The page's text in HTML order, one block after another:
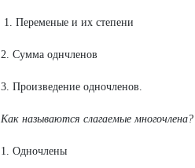
1. Переменые и их степени
2. Сумма однчленов
3. Произведение одночленов.
Как называются слагаемые многочлена?
1. Одночлены